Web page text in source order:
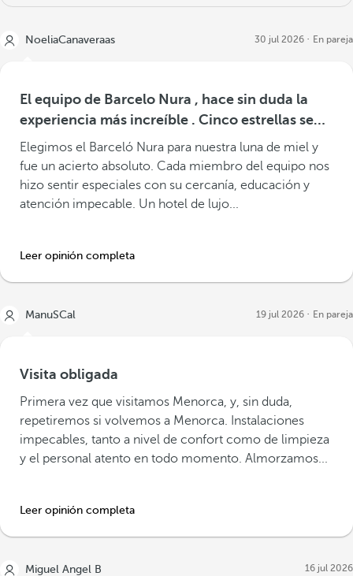
NoeliaCanaveraas 30 jul 2026 En pareja
El equipo de Barcelo Nura , hace sin duda la
experiencia más increíble . Cinco estrellas se
quedan cortas
Elegimos el Barceló Nura para nuestra luna de miel y
fue un acierto absoluto. Cada miembro del equipo nos
hizo sentir especiales con su cercanía, educación y
atención impecable. Un hotel de lujo...
Leer opinión completa
ManuSCal 19 jul 2026 En pareja
Visita obligada
Primera vez que visitamos Menorca, y, sin duda,
repetiremos si volvemos a Menorca. Instalaciones
impecables, tanto a nivel de confort como de limpieza
y el personal atento en todo momento. Almorzamos...
Leer opinión completa
Miguel Angel B 16 jul 2026